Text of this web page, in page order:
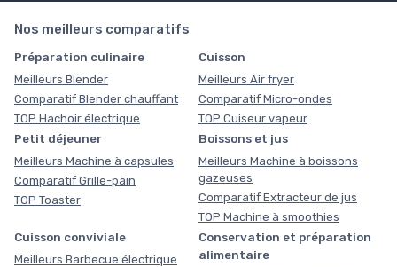
Nos meilleurs comparatifs
Préparation culinaire
Meilleurs Blender
Comparatif Blender chauffant
TOP Hachoir électrique
Cuisson
Meilleurs Air fryer
Comparatif Micro-ondes
TOP Cuiseur vapeur
Petit déjeuner
Meilleurs Machine à capsules
Comparatif Grille-pain
TOP Toaster
Boissons et jus
Meilleurs Machine à boissons
gazeuses
Comparatif Extracteur de jus
TOP Machine à smoothies
Cuisson conviviale
Meilleurs Barbecue électrique
Conservation et préparation
alimentaire